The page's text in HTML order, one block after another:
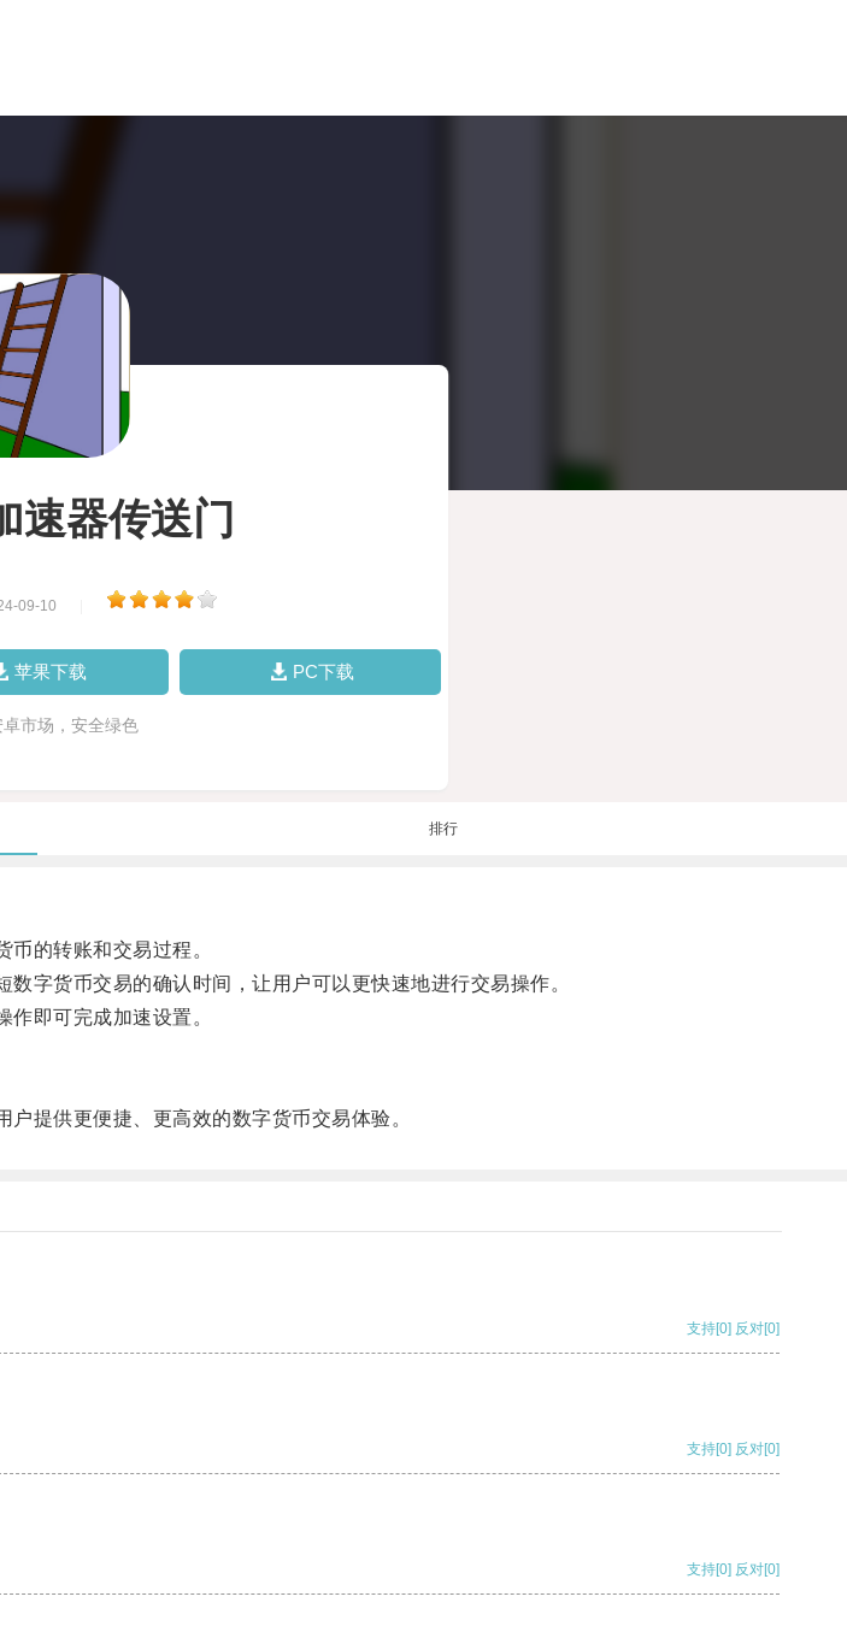
速器传送门
09-10
苹果下载 PC下载
卓市场，安全绿色
排行
的转账和交易过程。
货币交易的确认时间，让用户可以更快速地进行交易操作。
即可完成加速设置。
提供更便捷、更高效的数字货币交易体验。
支持[0] 反对[0]
支持[0] 反对[0]
支持[0] 反对[0]